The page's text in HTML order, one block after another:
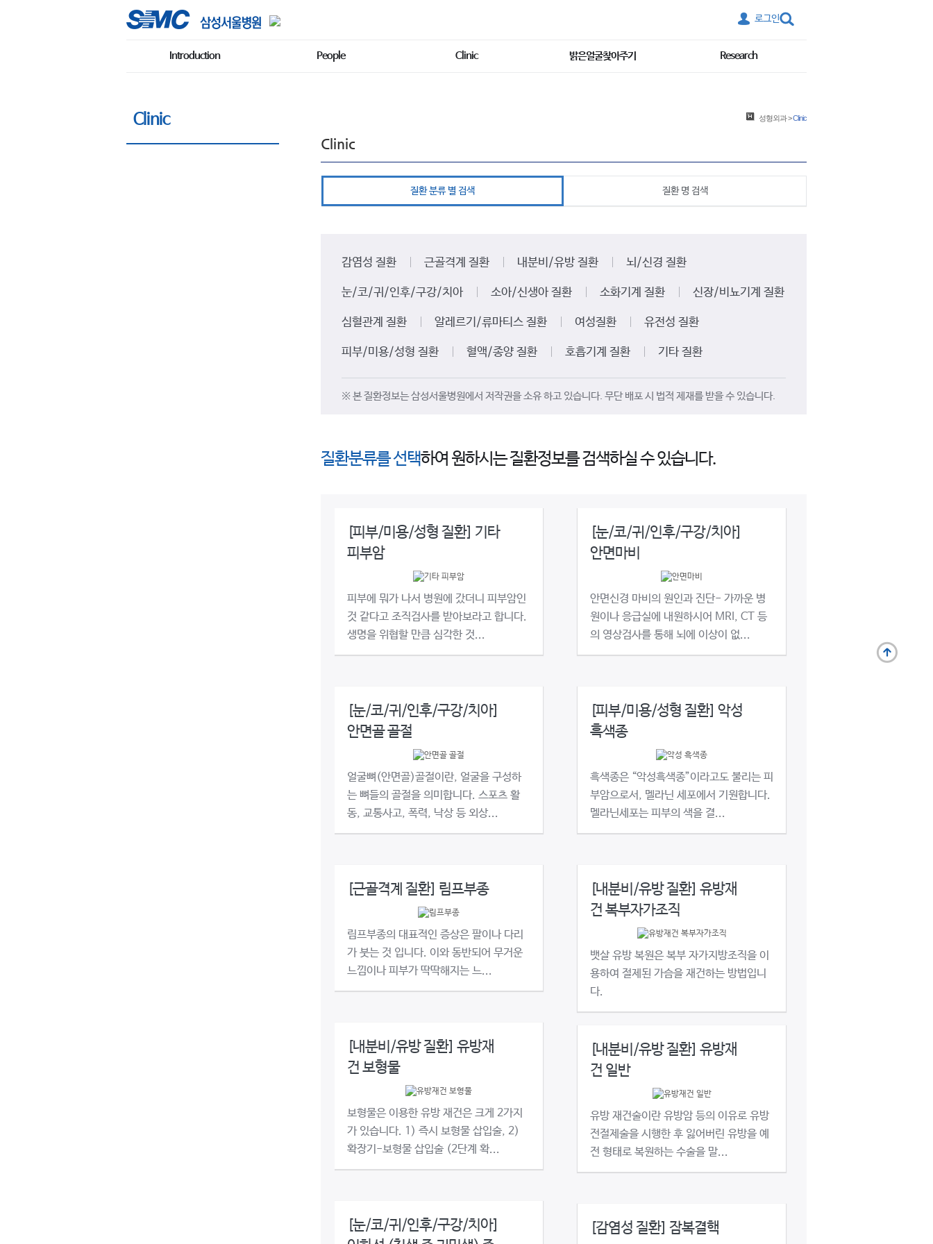
로그인
Introduction People Clinic 밝은얼굴찾아주기 Research
Clinic 성형외과>Clinic
Clinic
질환 분류 별 검색 질환 명 검색
감염성 질환 근골격계 질환 내분비/유방 질환 뇌/신경 질환
눈/코/귀/인후/구강/치아 소아/신생아 질환 소화기계 질환 신장/비뇨기계 질환
심혈관계 질환 알레르기/류마티스 질환 여성질환 유전성 질환
피부/미용/성형 질환 혈액/종양 질환 호흡기계 질환 기타 질환
※ 본 질환정보는 삼성서울병원에서 저작권을 소유 하고 있습니다. 무단 배포 시 법적 제재를 받을 수 있습니다.
질환분류를 선택하여 원하시는 질환정보를 검색하실 수 있습니다.
[피부/미용/성형 질환] 기타
피부암
피부에 뭐가 나서 병원에 갔더니 피부암인
것 같다고 조직검사를 받아보라고 합니다.
생명을 위협할 만큼 심각한 것...
[눈/코/귀/인후/구강/치아]
안면마비
안면신경 마비의 원인과 진단- 가까운 병
원이나 응급실에 내원하시어 MRI, CT 등
의 영상검사를 통해 뇌에 이상이 없...
[눈/코/귀/인후/구강/치아]
안면골 골절
얼굴뼈(안면골)골절이란, 얼굴을 구성하
는 뼈들의 골절을 의미합니다. 스포츠 활
동, 교통사고, 폭력, 낙상 등 외상...
[피부/미용/성형 질환] 악성
흑색종
흑색종은 “악성흑색종”이라고도 불리는 피
부암으로서, 멜라닌 세포에서 기원합니다.
멜라닌세포는 피부의 색을 결...
[근골격계 질환] 림프부종
림프부종의 대표적인 증상은 팔이나 다리
가 붓는 것 입니다. 이와 동반되어 무거운
느낌이나 피부가 딱딱해지는 느...
[내분비/유방 질환] 유방재
건 복부자가조직
뱃살 유방 복원은 복부 자가지방조직을 이
용하여 절제된 가슴을 재건하는 방법입니
다.
[내분비/유방 질환] 유방재
건 보형물
보형물은 이용한 유방 재건은 크게 2가지
가 있습니다. 1) 즉시 보형물 삽입술, 2)
확장기-보형물 삽입술 (2단계 확...
[내분비/유방 질환] 유방재
건 일반
유방 재건술이란 유방암 등의 이유로 유방
전절제술을 시행한 후 잃어버린 유방을 예
전 형태로 복원하는 수술을 말...
[눈/코/귀/인후/구강/치아]
[감염성 질환] 잠복결핵